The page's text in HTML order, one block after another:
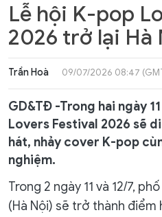
Lễ hội K-pop
2026 trở lại Hà
Trần Hoà 09/07/2026 08:47
GD&TĐ -Trong hai ngày
Lovers Festival 2026 sẽ
hát, nhảy cover K-pop
nghiệm.
Trong 2 ngày 11 và 12/7,
(Hà Nội) sẽ trở thành điểm